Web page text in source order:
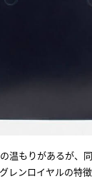
温もりがあるが、
レンロイヤルの特